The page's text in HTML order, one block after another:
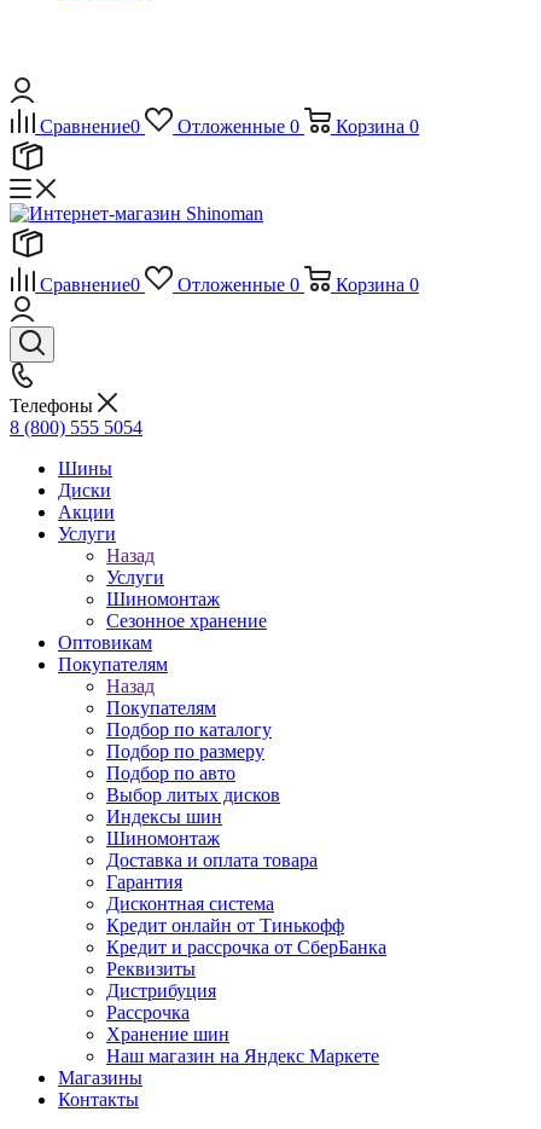
Сравнение0 Отложенные 0 Корзина 0
Сравнение0 Отложенные 0 Корзина 0
Телефоны
8 (800) 555 5054
Шины
Диски
Акции
Услуги
Назад
Услуги
Шиномонтаж
Сезонное хранение
Оптовикам
Покупателям
Назад
Покупателям
Подбор по каталогу
Подбор по размеру
Подбор по авто
Выбор литых дисков
Индексы шин
Шиномонтаж
Доставка и оплата товара
Гарантия
Дисконтная система
Кредит онлайн от Тинькофф
Кредит и рассрочка от СберБанка
Реквизиты
Дистрибуция
Рассрочка
Хранение шин
Наш магазин на Яндекс Маркете
Магазины
Контакты